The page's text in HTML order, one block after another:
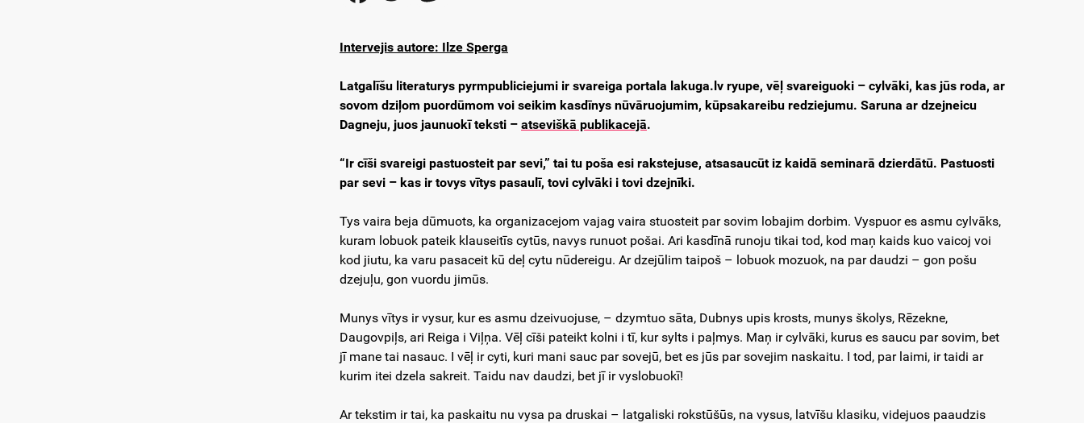
Intervejis autore: Ilze Sperga
Latgalīšu literaturys pyrmpubliciejumi ir svareiga portala lakuga.lv ryupe, vēļ svareiguoki – cylvāki, kas jūs roda, ar
sovom dziļom puordūmom voi seikim kasdīnys nūvāruojumim, kūpsakareibu redziejumu. Saruna ar dzejneicu
Dagneju, juos jaunuokī teksti – atseviškā publikacejā.
“Ir cīši svareigi pastuosteit par sevi,” tai tu poša esi rakstejuse, atsasaucūt iz kaidā seminarā dzierdātū. Pastuosti
par sevi – kas ir tovys vītys pasaulī, tovi cylvāki i tovi dzejnīki.
Tys vaira beja dūmuots, ka organizacejom vajag vaira stuosteit par sovim lobajim dorbim. Vyspuor es asmu cylvāks,
kuram lobuok pateik klauseitīs cytūs, navys runuot pošai. Ari kasdīnā runoju tikai tod, kod maņ kaids kuo vaicoj voi
kod jiutu, ka varu pasaceit kū deļ cytu nūdereigu. Ar dzejūlim taipoš – lobuok mozuok, na par daudzi – gon pošu
dzejuļu, gon vuordu jimūs.
Munys vītys ir vysur, kur es asmu dzeivuojuse, – dzymtuo sāta, Dubnys upis krosts, munys školys, Rēzekne,
Daugovpiļs, ari Reiga i Viļņa. Vēļ cīši pateikt kolni i tī, kur sylts i paļmys. Maņ ir cylvāki, kurus es saucu par sovim, bet
jī mane tai nasauc. I vēļ ir cyti, kuri mani sauc par sovejū, bet es jūs par sovejim naskaitu. I tod, par laimi, ir taidi ar
kurim itei dzela sakreit. Taidu nav daudzi, bet jī ir vyslobuokī!
Ar tekstim ir tai, ka paskaitu nu vysa pa druskai – latgaliski rokstūšūs, na vysus, latvīšu klasiku, videjuos paaudzis